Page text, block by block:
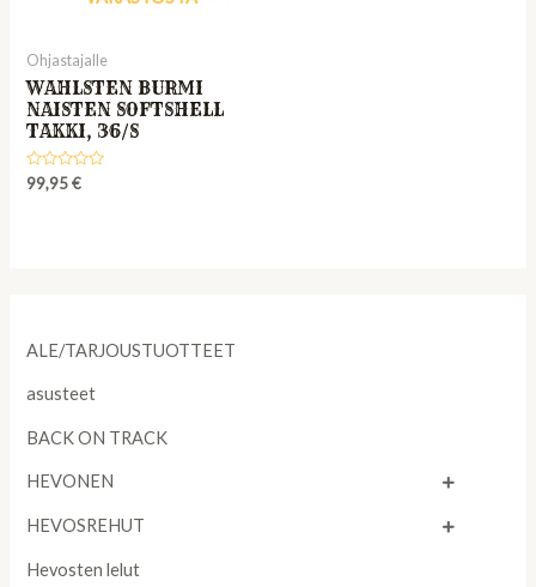
ALE/TARJOUSTUOTTEET
asusteet
BACK ON TRACK
HEVONEN
HEVOSREHUT
Hevosten lelut
Ohjastajalle
WAHLSTEN BURMI
NAISTEN SOFTSHELL
TAKKI, 36/S
Rated
0
99,95€